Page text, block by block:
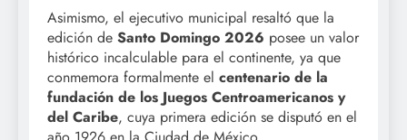
Asimismo, el ejecutivo municipal resaltó que la
edición de Santo Domingo 2026 posee un valor
histórico incalculable para el continente, ya que
conmemora formalmente el centenario de la
fundación de los Juegos Centroamericanos y
del Caribe, cuya primera edición se disputó en el